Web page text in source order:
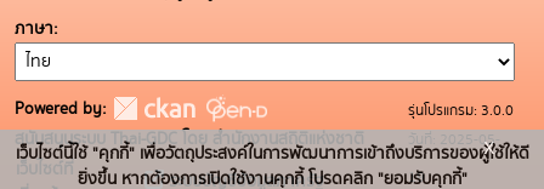
ภาษา
Powered by:
สนับสนุนระบบ Thai-GDC โดย สำนักงานสถิติแห่งชาติ
เว็บไซต์ที่
ระบบบัญชีข้อมูลภาครัฐ
รุ่นโปรแกรม: 3.0.0
วันที่: 2025-05-
19
เว็บไซต์นี้ใช้ "คุกกี้" เพื่อวัตถุประสงค์ในการพัฒนาการเข้าถึงบริการของผู้ใช้ให้ดี
ยิ่งขึ้น หากต้องการเปิดใช้งานคุกกี้ โปรดคลิก "ยอมรับคุกกี้"
x